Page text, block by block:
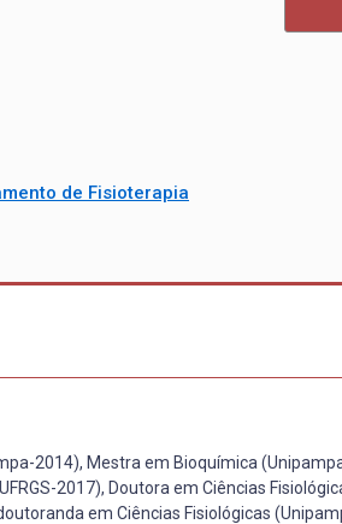
de Fisioterapia
2014), Mestra em Bioquímica
2017), Doutora em Ciências
em Ciências Fisiológicas